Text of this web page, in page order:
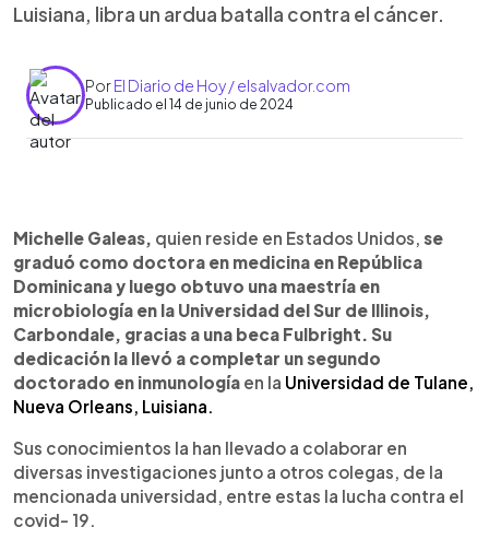
Luisiana, libra un ardua batalla contra el cáncer.
PorEl Diario de Hoy / elsalvador.com
Publicado el 14 de junio de 2024
► Escuchar artículo
Michelle Galeas, quien reside en Estados Unidos, se
graduó como doctora en medicina en República
Dominicana y luego obtuvo una maestría en
microbiología en la Universidad del Sur de Illinois,
Carbondale, gracias a una beca Fulbright. Su
dedicación la llevó a completar un segundo
doctorado en inmunología en la Universidad de Tulane,
Nueva Orleans, Luisiana.
Sus conocimientos la han llevado a colaborar en
diversas investigaciones junto a otros colegas, de la
mencionada universidad, entre estas la lucha contra el
covid- 19.